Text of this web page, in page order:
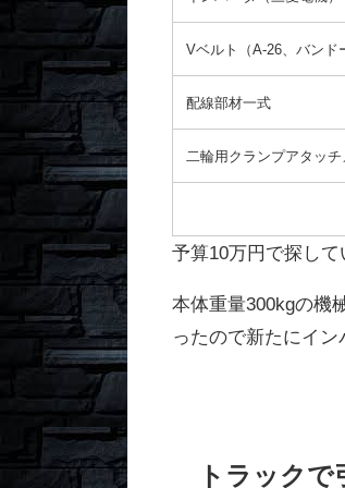
Vベルト（A-26、バンド
配線部材一式
二輪用クランプアタッチ
予算10万円で探して
本体重量300kgの機
ったので新たにイン
トラックで